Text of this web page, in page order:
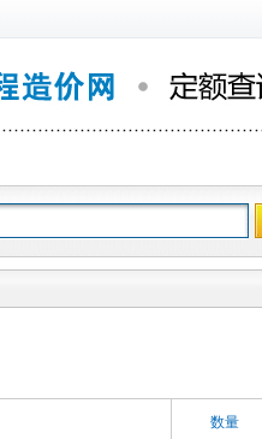
数量